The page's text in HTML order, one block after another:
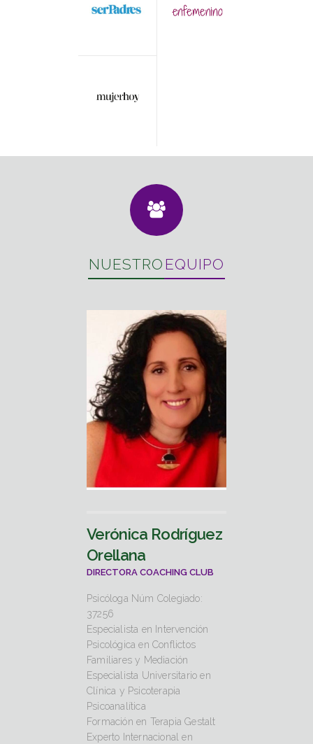
NUESTRO EQUIPO
Verónica Rodríguez
Orellana
DIRECTORA COACHING CLUB
Psicóloga Núm Colegiado:
37256
Especialista en Intervención
Psicológica en Conflictos
Familiares y Mediación
Especialista Universitario en
Clínica y Psicoterapia
Psicoanalítica
Formación en Terapia Gestalt
Experto Internacional en